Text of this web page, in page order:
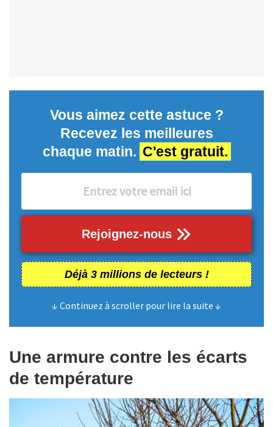
Vous aimez cette astuce ?
Recevez les meilleures
chaque matin. C'est gratuit.
Rejoignez-nous
Déjà 3 millions de lecteurs !
↓ Continuez à scroller pour lire la suite ↓
Une armure contre les écarts
de température